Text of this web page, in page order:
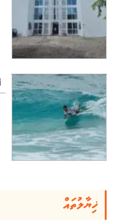
ޚިޔާލުތައް